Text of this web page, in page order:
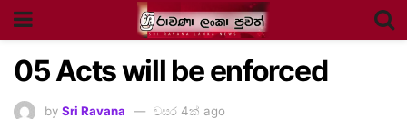
05 Acts will be enforced
by Sri Ravana වසර 4ක් ago